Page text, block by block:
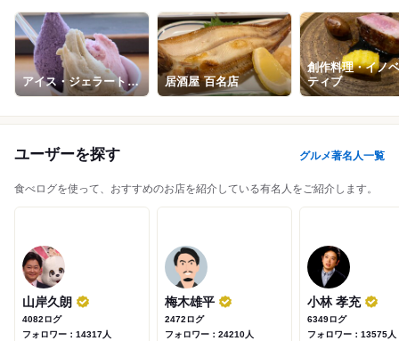
かぶと
うなぎ・あなご
4.44
くるますし
寿司
4.45
わさ
中華料理
4.34
鮨 唐島
寿司
4.21
鮨 しょう太
寿司
4.1
赤間茶屋 あ三五
そば
3.98
アイス・ジェラート
百名店
居酒屋 百名店
創作料理・イノ
ティブ
百名店
ユーザーを探す グルメ著名人一覧
食べログを使って、おすすめのお店を紹介している有名人をご紹介します。
山岸久朗
4082ログ
フォロワー：14317人
梅木雄平
2472ログ
フォロワー：24210人
小林 孝充
6349ログ
フォロワー：13575人